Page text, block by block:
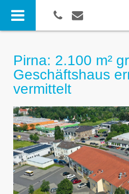
Pirna: 2.100 m²
Geschäftshaus
vermittelt